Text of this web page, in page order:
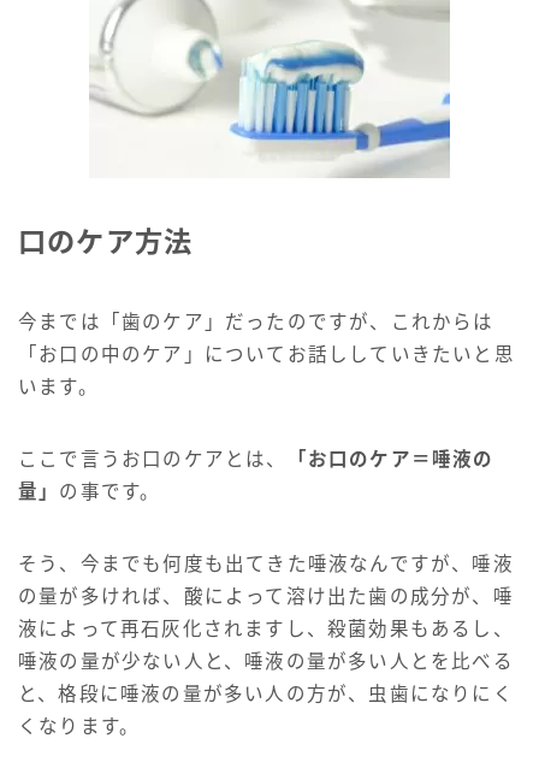
口のケア方法
今までは「歯のケア」だったのですが、これからは
「お口の中のケア」についてお話ししていきたいと思
います。
ここで言うお口のケアとは、
「お口のケア＝唾液の
量」 の事です。
そう、今までも何度も出てきた唾液なんですが、唾液
の量が多ければ、酸によって溶け出た歯の成分が、唾
液によって再石灰化されますし、殺菌効果もあるし、
唾液の量が少ない人と、唾液の量が多い人とを比べる
と、格段に唾液の量が多い人の方が、虫歯になりにく
くなります。